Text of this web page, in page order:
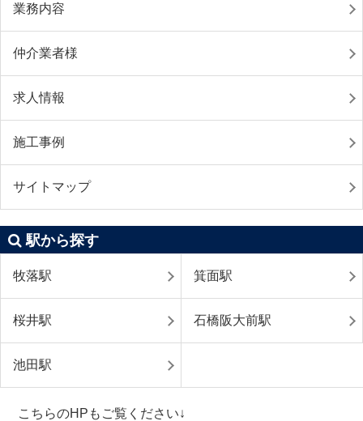
業務内容
仲介業者様
求人情報
施工事例
サイトマップ
駅から探す
牧落駅 箕面駅
桜井駅 石橋阪大前駅
池田駅
こちらのHPもご覧ください↓